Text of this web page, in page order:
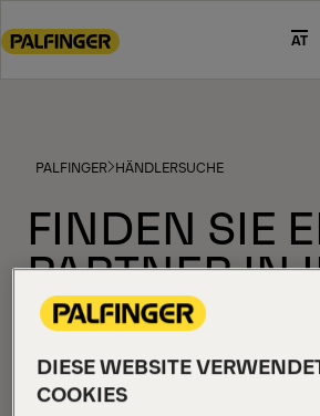
to
footer
AT
PALFINGER HÄNDLERSUCHE
FINDEN SIE
PARTNER IN
NÄHE
Unser umfangreiches Netzwerk
DIESE WEBSITE
COOKIES